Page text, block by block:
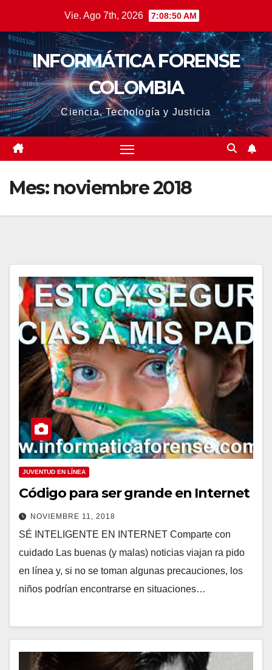
contenido
Vie. Ago 7th, 2026 7:08:51 AM
INFORMÁTICA FORENSE
COLOMBIA
Ciencia, Tecnología y Justicia
Mes: noviembre 2018
JUVENTUD EN LÍNEA
Código para ser grande en Internet
NOVIEMBRE 11, 2018
SÉ INTELIGENTE EN INTERNET Comparte con
cuidado Las buenas (y malas) noticias viajan ra pido
en línea y, si no se toman algunas precauciones, los
niños podrían encontrarse en situaciones…